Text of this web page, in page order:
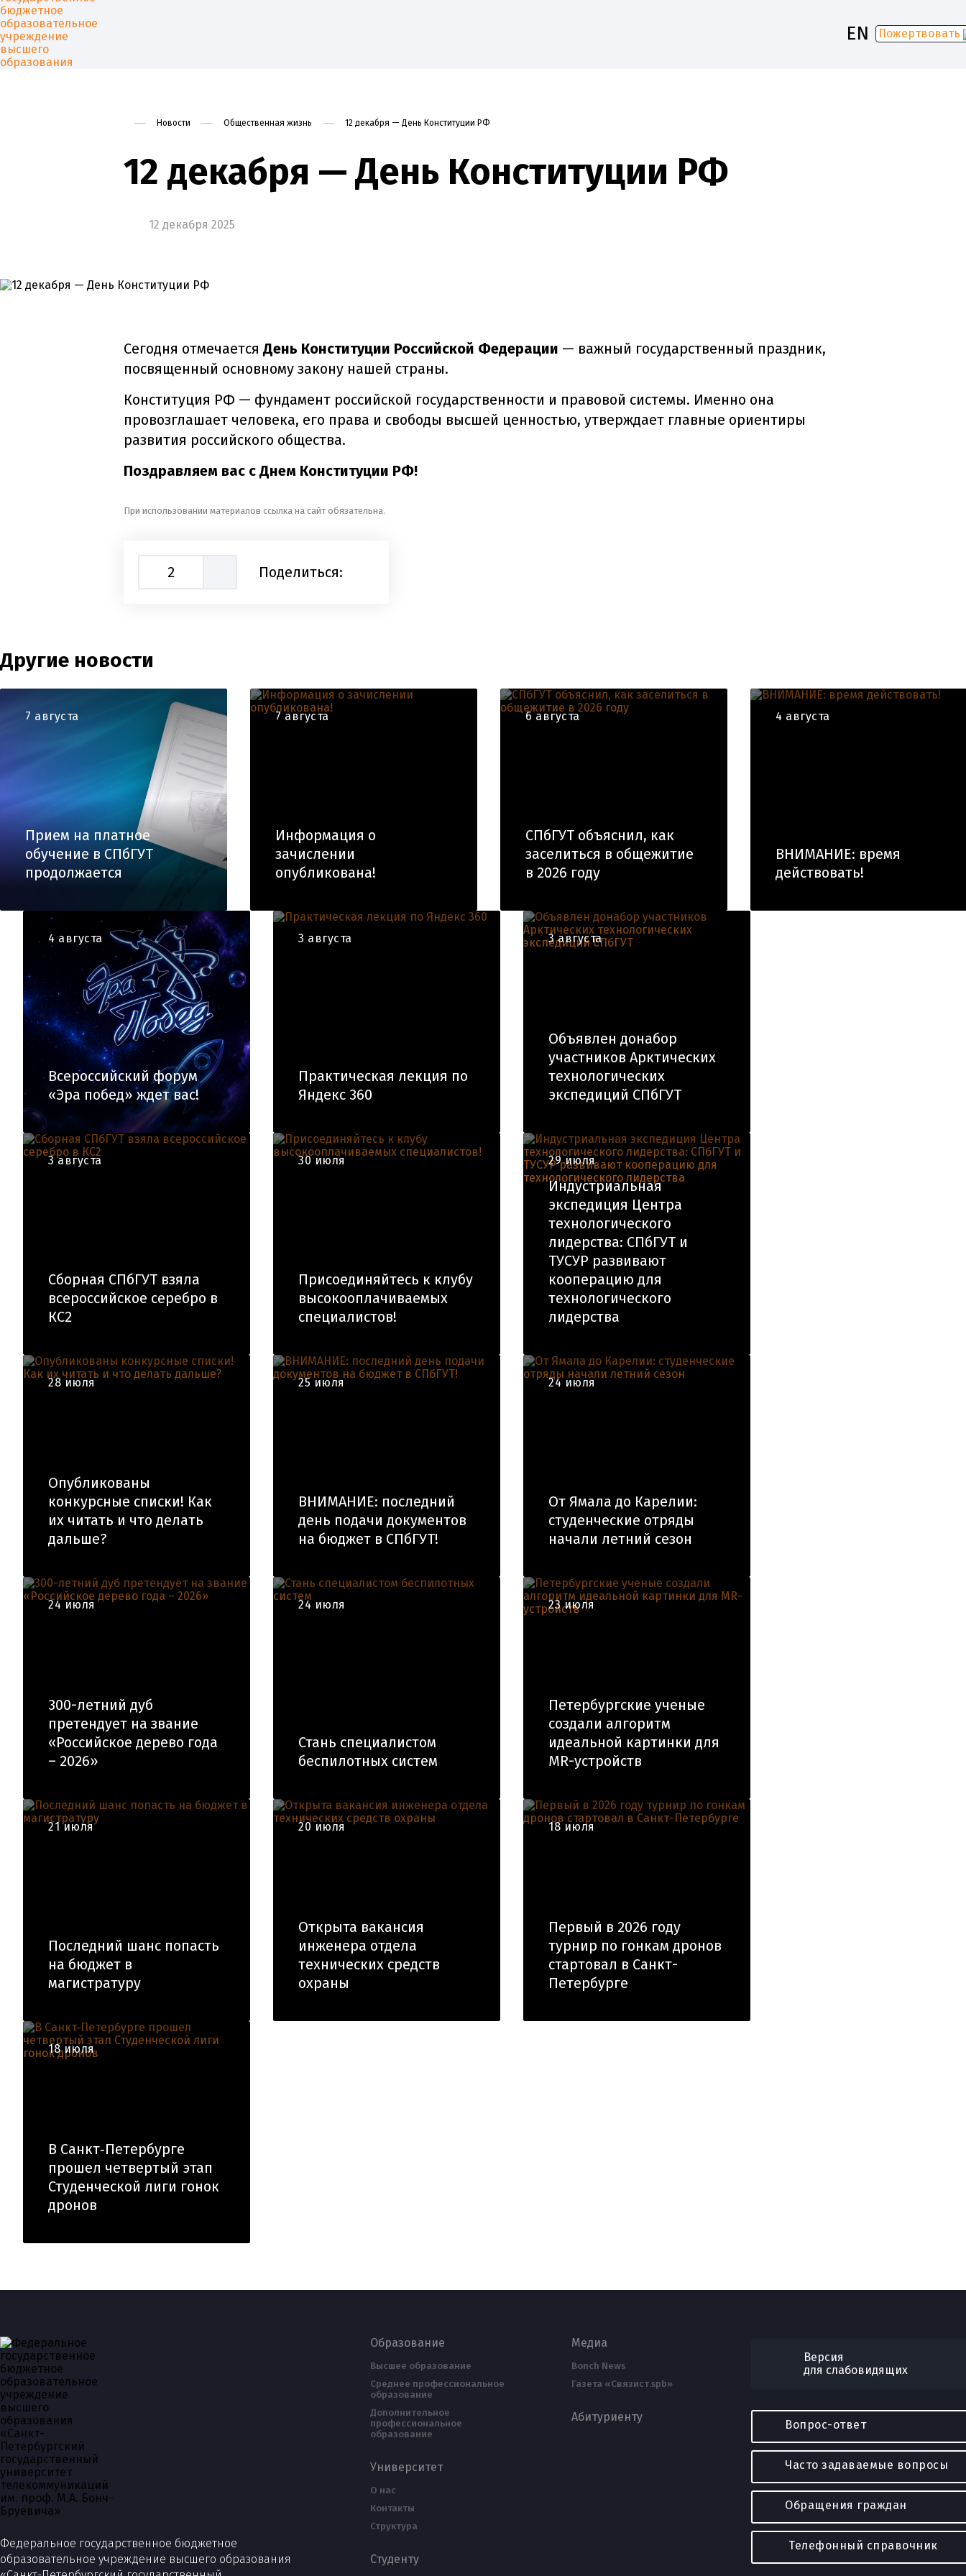
EN Пожертвовать
Новости Общественная жизнь 12 декабря — День Конституции РФ
12 декабря — День Конституции РФ
12 декабря 2025
Сегодня отмечается День Конституции Российской Федерации — важный государственный праздник,
посвященный основному закону нашей страны.
Конституция РФ — фундамент российской государственности и правовой системы. Именно она
провозглашает человека, его права и свободы высшей ценностью, утверждает главные ориентиры
развития российского общества.
Поздравляем вас с Днем Конституции РФ!
При использовании материалов ссылка на сайт обязательна.
2 Поделиться:
Другие новости
7 августа
Прием на платное
обучение в СПбГУТ
продолжается
7 августа
Информация о
зачислении
опубликована!
6 августа
СПбГУТ объяснил, как
заселиться в общежитие
в 2026 году
4 августа
ВНИМАНИЕ: время
действовать!
4 августа
Всероссийский форум
«Эра побед» ждет вас!
3 августа
Практическая лекция по
Яндекс 360
3 августа
Объявлен донабор
участников Арктических
технологических
экспедиций СПбГУТ
3 августа
Сборная СПбГУТ взяла
всероссийское серебро в
КС2
30 июля
Присоединяйтесь к клубу
высокооплачиваемых
специалистов!
29 июля
Индустриальная
экспедиция Центра
технологического
лидерства: СПбГУТ и
ТУСУР развивают
кооперацию для
технологического
лидерства
28 июля
Опубликованы
конкурсные списки! Как
их читать и что делать
дальше?
25 июля
ВНИМАНИЕ: последний
день подачи документов
на бюджет в СПбГУТ!
24 июля
От Ямала до Карелии:
студенческие отряды
начали летний сезон
24 июля
300-летний дуб
претендует на звание
«Российское дерево года
– 2026»
24 июля
Стань специалистом
беспилотных систем
23 июля
Петербургские ученые
создали алгоритм
идеальной картинки для
MR-устройств
21 июля
Последний шанс попасть
на бюджет в
магистратуру
20 июля
Открыта вакансия
инженера отдела
технических средств
охраны
18 июля
Первый в 2026 году
турнир по гонкам дронов
стартовал в Санкт-
Петербурге
18 июля
В Санкт‑Петербурге
прошел четвертый этап
Студенческой лиги гонок
дронов
Федеральное государственное бюджетное
образовательное учреждение высшего образования
Образование
Высшее образование
Среднее профессиональное
образование
Дополнительное
профессиональное
образование
Университет
О нас
Контакты
Структура
Студенту
Медиа
Bonch News
Газета «Связист.spb»
Абитуриенту
Версия
для слабовидящих
Вопрос-ответ
Часто задаваемые вопросы
Обращения граждан
Телефонный справочник